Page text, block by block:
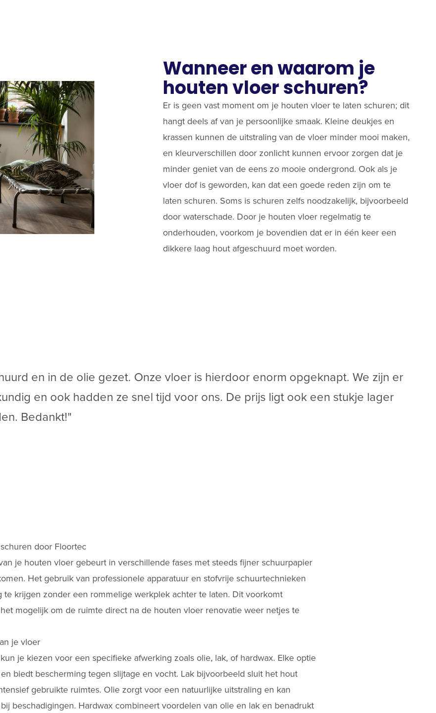
Wanneer en waarom je
houten vloer schuren?
Er is geen vast moment om je houten vloer te laten schuren; dit
hangt deels af van je persoonlijke smaak. Kleine deukjes en
krassen kunnen de uitstraling van de vloer minder mooi maken,
en kleurverschillen door zonlicht kunnen ervoor zorgen dat je
minder geniet van de eens zo mooie ondergrond. Ook als je
vloer dof is geworden, kan dat een goede reden zijn om te
laten schuren. Soms is schuren zelfs noodzakelijk, bijvoorbeeld
door waterschade. Door je houten vloer regelmatig te
onderhouden, voorkom je bovendien dat er in één keer een
dikkere laag hout afgeschuurd moet worden.
en in de olie gezet. Onze vloer is hierdoor enorm opgeknapt. We zijn er
en ook hadden ze snel tijd voor ons. De prijs ligt ook een stukje lager
Bedankt!"
door Floortec
je houten vloer gebeurt in verschillende fases met steeds fijner schuurpapier
Het gebruik van professionele apparatuur en stofvrije schuurtechnieken
te krijgen zonder een rommelige werkplek achter te laten. Dit voorkomt
mogelijk om de ruimte direct na de houten vloer renovatie weer netjes te
je vloer
je kiezen voor een specifieke afwerking zoals olie, lak, of hardwax. Elke optie
biedt bescherming tegen slijtage en vocht. Lak bijvoorbeeld sluit het hout
gebruikte ruimtes. Olie zorgt voor een natuurlijke uitstraling en kan
beschadigingen. Hardwax combineert voordelen van olie en lak en benadrukt